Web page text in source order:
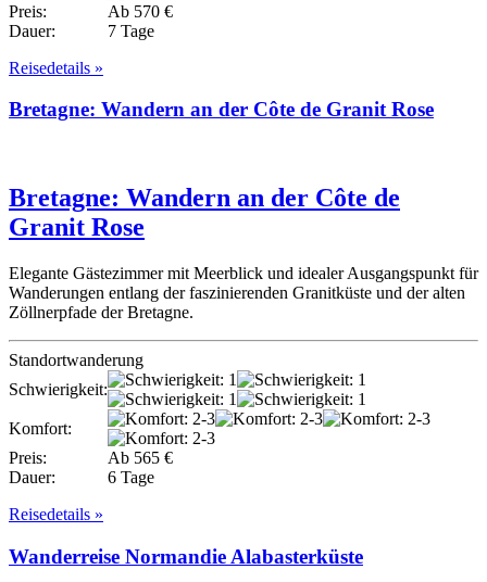
Preis:
Ab 570 €
Dauer:
7 Tage
Reisedetails »
Bretagne: Wandern an der Côte de Granit Rose
Bretagne: Wandern an der Côte de
Granit Rose
Elegante Gästezimmer mit Meerblick und idealer Ausgangspunkt für
Wanderungen entlang der faszinierenden Granitküste und der alten
Zöllnerpfade der Bretagne.
Standortwanderung
Schwierigkeit:
Komfort:
Preis:
Ab 565 €
Dauer:
6 Tage
Reisedetails »
Wanderreise Normandie Alabasterküste